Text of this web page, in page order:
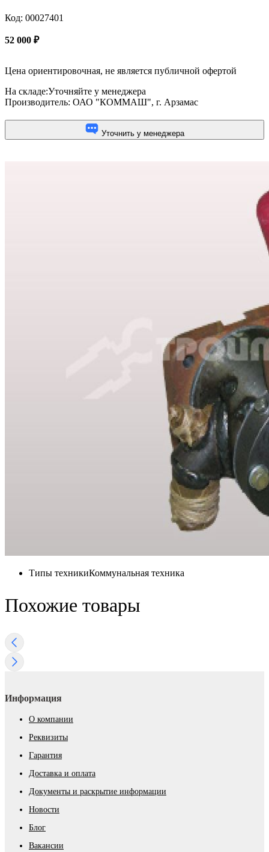
Код: 00027401
52 000 ₽
Цена ориентировочная, не является публичной офертой
На складе:Уточняйте у менеджера
Производитель: ОАО "КОММАШ", г. Арзамас
Уточнить у менеджера
Типы техникиКоммунальная техника
Похожие товары
Информация
О компании
Реквизиты
Гарантия
Доставка и оплата
Документы и раскрытие информации
Новости
Блог
Вакансии